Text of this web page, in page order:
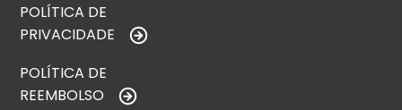
POLÍTICA DE
PRIVACIDADE
POLÍTICA DE
REEMBOLSO